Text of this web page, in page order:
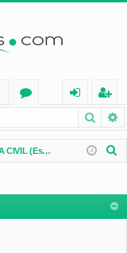
os
nt
ifi
eg
ist
ra
INGENIERÍA CIVIL (España)
a